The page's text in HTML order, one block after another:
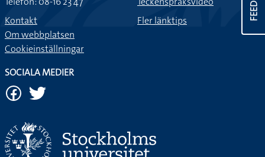
Kontakt
Om webbplatsen
Cookieinställningar
Fler länktips
SOCIALA MEDIER